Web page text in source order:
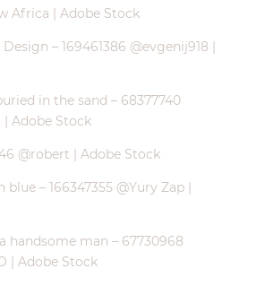
Africa | Adobe Stock
– 169461386 @evgenij918 |
in the sand – 68377740
| Adobe Stock
@robert | Adobe Stock
blue – 166347355 @Yury Zap |
handsome man – 67730968
| Adobe Stock